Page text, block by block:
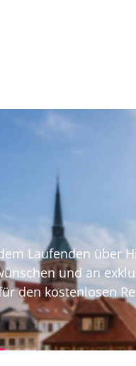
Laufenden über
und an
den kostenlosen